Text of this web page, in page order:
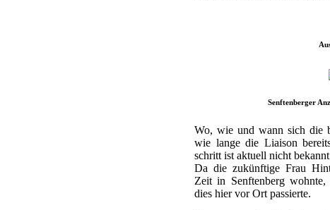
Senftenberger
Wo, wie und wann sich die
wie lange die Liaison
schritt ist aktuell nicht
Da die zukünftige Frau
Zeit in Senftenberg
dies hier vor Ort passierte.